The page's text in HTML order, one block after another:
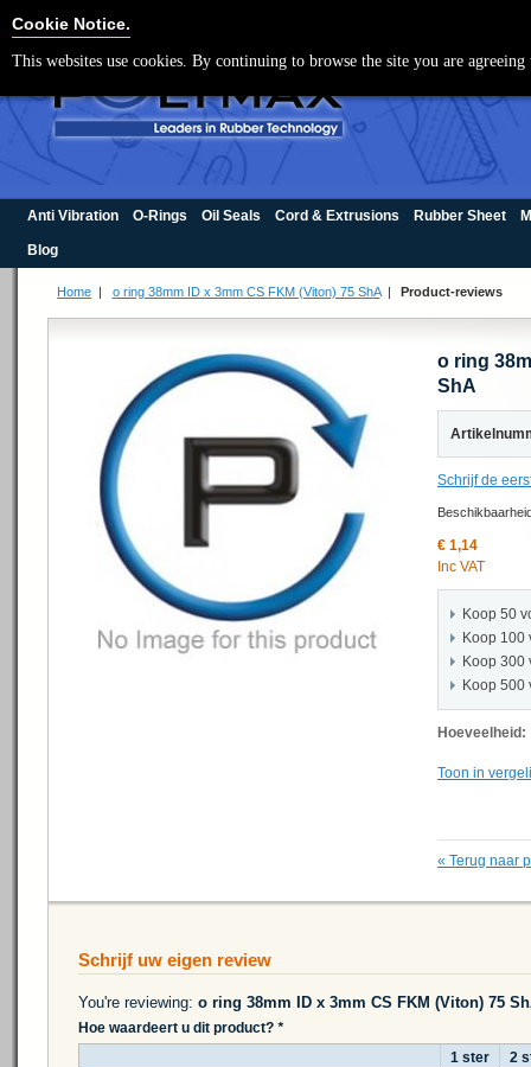
Anti Vibration O-Rings Oil Seals Cord & Extrusions Rubber Sheet
Blog
Home | o ring 38mm ID x 3mm CS FKM (Viton) 75 ShA| Product-reviews
o ring
ShA
Schrijf de
€ 1,14
Inc VAT
Koop 50
Koop 100
Koop 300
Koop 500
Hoeveelheid:
Toon in
« Terug naar
Schrijf uw eigen review
You're reviewing: o ring 38mm ID x 3mm CS FKM (Viton) 75
Hoe waardeert u dit product? *
1 ster
2
Cookie Notice.
This websites use cookies. By continuing to browse the site you are
Cookie Settings